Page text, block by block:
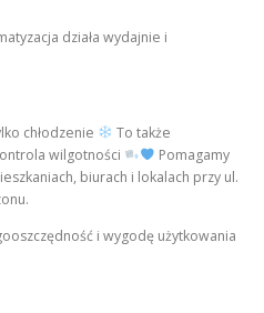
działa wydajnie i
chłodzenie
To także
wilgotności
Pomagamy
biurach i lokalach przy ul.
i wygodę użytkowania